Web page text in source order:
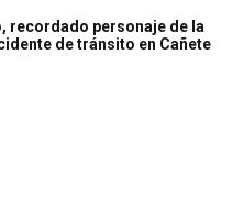
recordado personaje de la
de tránsito en Cañete